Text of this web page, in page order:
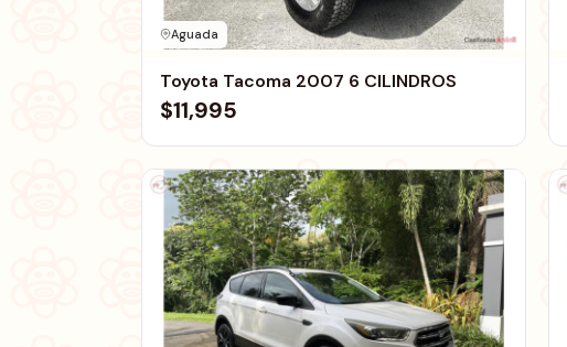
Aguada
Toyota Tacoma 2007 6 CILINDROS
$11,995